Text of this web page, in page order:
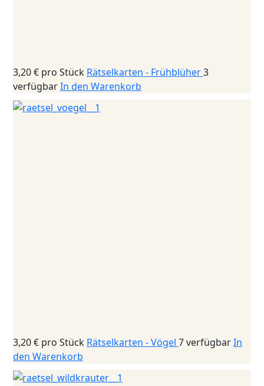
3,20 € pro Stück Rätselkarten - Frühblüher3
verfügbarIn den Warenkorb
3,20 € pro Stück Rätselkarten - Vögel 7 verfügbarIn
den Warenkorb